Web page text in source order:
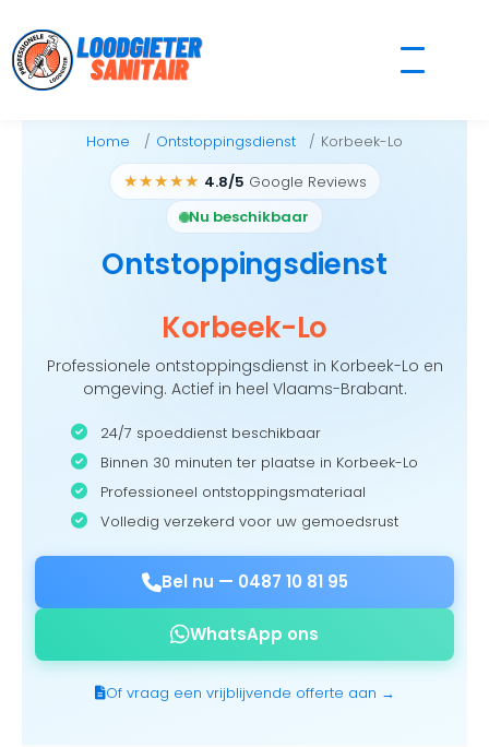
to
content
Home Ontstoppingsdienst Korbeek-Lo
★★★★★ 4.8/5 Google Reviews
Nu beschikbaar
Ontstoppingsdienst
Korbeek-Lo
Professionele ontstoppingsdienst in Korbeek-Lo en
omgeving. Actief in heel Vlaams-Brabant.
24/7 spoeddienst beschikbaar
Binnen 30 minuten ter plaatse in Korbeek-Lo
Professioneel ontstoppingsmateriaal
Volledig verzekerd voor uw gemoedsrust
Bel nu — 0487 10 81 95
WhatsApp ons
Of vraag een vrijblijvende offerte aan →